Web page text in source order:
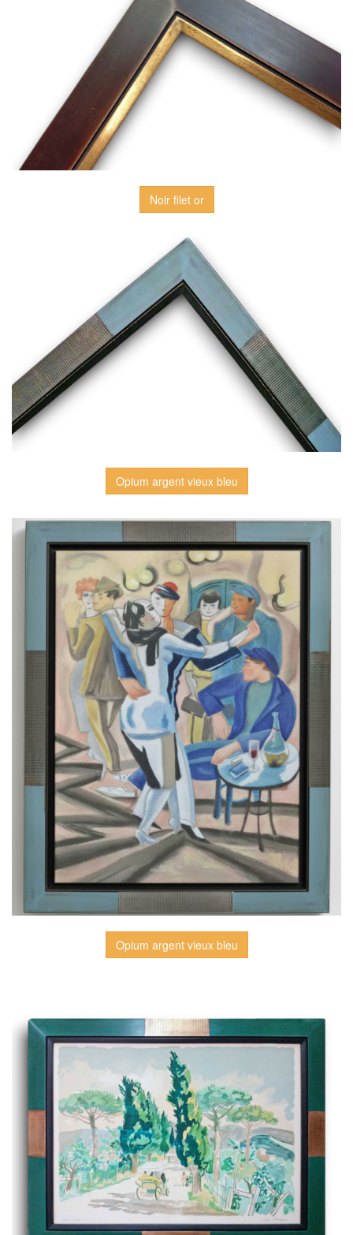
Noir filet or
Opium argent vieux bleu
Opium argent vieux bleu